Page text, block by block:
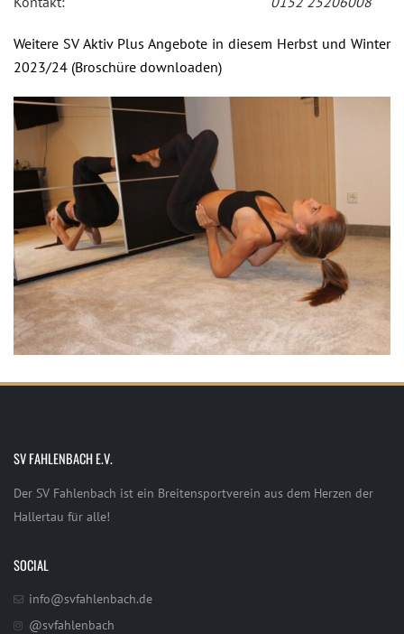
Weitere SV Aktiv Plus Angebote in diesem Herbst und Winter
2023/24 (Broschüre downloaden)
SV FAHLENBACH E.V.
Der SV Fahlenbach ist ein Breitensportverein aus dem Herzen der
Hallertau für alle!
SOCIAL
info@svfahlenbach.de
@svfahlenbach